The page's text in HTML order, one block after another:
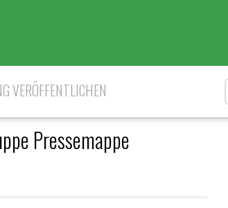
VERÖFFENTLICHEN
Pressemappe